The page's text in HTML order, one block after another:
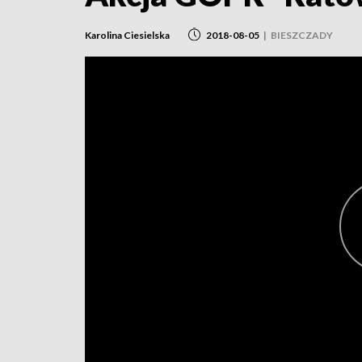
Karolina Ciesielska 2018-08-05 | BIESZCZADY